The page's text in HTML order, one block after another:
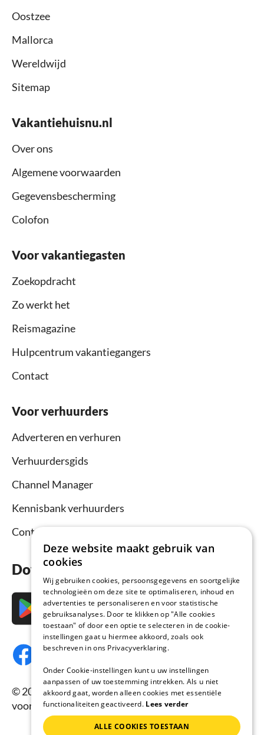
Oostzee
Mallorca
Wereldwijd
Sitemap
Vakantiehuisnu.nl
Over ons
Algemene voorwaarden
Gegevensbescherming
Colofon
Voor vakantiegasten
Zoekopdracht
Zo werkt het
Reismagazine
Hulpcentrum vakantiegangers
Contact
Voor verhuurders
Adverteren en verhuren
Verhuurdersgids
Channel Manager
Kennisbank verhuurders
Contact
Download nu de app
© 2026 Vakantiehuisnu.nl, Alle rechten
voorbehouden.
Deze website maakt gebruik van
cookies
Wij gebruiken cookies, persoonsgegevens en soortgelijke
technologieën om deze site te optimaliseren, inhoud en
advertenties te personaliseren en voor statistische
gebruiksanalyses. Door te klikken op "Alle cookies
toestaan" of door een optie te selecteren in de cookie-
instellingen gaat u hiermee akkoord, zoals ook
beschreven in ons Privacyverklaring.
Onder Cookie-instellingen kunt u uw instellingen
aanpassen of uw toestemming intrekken. Als u niet
akkoord gaat, worden alleen cookies met essentiële
functionaliteiten geactiveerd. Lees verder
ALLE COOKIES TOESTAAN